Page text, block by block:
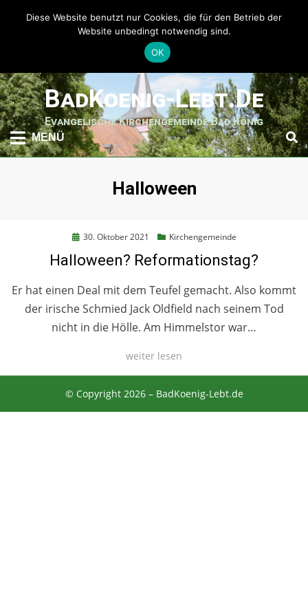
weiter
zum
Inhalt
BadKoenig-Lebt.de
Evangelische Kirchengemeinde Bad König
MENÜ
Schlagwort
:
Halloween
Posted
30. Oktober 2021 Kirchengemeinde
Halloween? Reformationstag?
Er hat einen Deal mit dem Teufel gemacht. Also kommt
der irische Schmied Jack Oldfield nach seinem Tod
nicht in die Hölle. Am Himmelstor war…
weiter lesen
© Copyright 2026 – BadKoenig-Lebt.de
Anther Theme vonDesignOrbital⋅Powered byWordPress
Diese Website benutzt nur Cookies, die für den Betrieb der
Website unbedingt notwendig sind.
OK